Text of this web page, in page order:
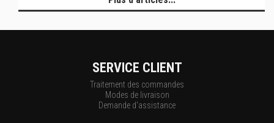
SERVICE CLIENT
Traitement des commandes
Modes de livraison
Demande d'assistance